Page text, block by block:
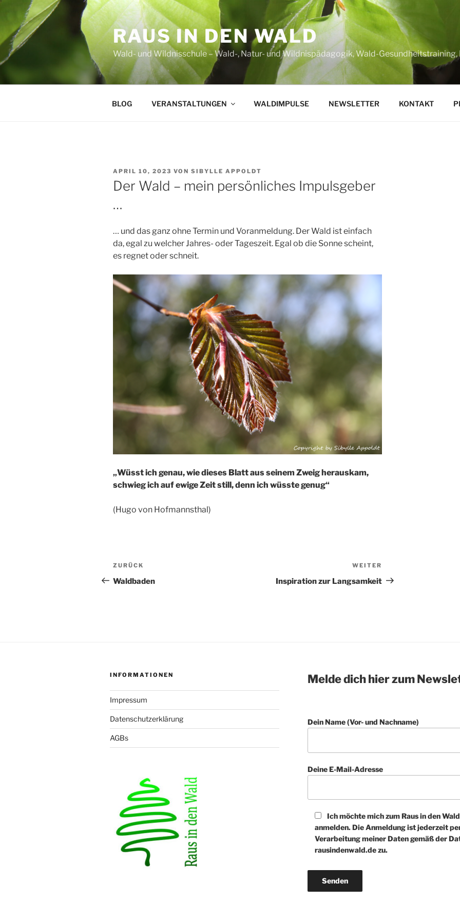
Zum
springen
RAUS IN DEN WALD
Wald- und Wildnisschule – Wald-, Natur- und Wildnispädagogik, Wald-
BLOG VERANSTALTUNGEN WALDIMPULSE NEWSLETTER KONTAKT
VERÖFFENTLICHT
AM
APRIL 10, 2023 VON SIBYLLE APPOLDT
Der Wald – mein persönliches Impulsgeber
…
… und das ganz ohne Termin und Voranmeldung. Der Wald ist einfach
da, egal zu welcher Jahres- oder Tageszeit. Egal ob die Sonne scheint,
es regnet oder schneit.
„Wüsst ich genau, wie dieses Blatt aus seinem Zweig herauskam,
schwieg ich auf ewige Zeit still, denn ich wüsste genug“
(Hugo von Hofmannsthal)
Beitragsnavigation
Vorheriger
Beitrag
ZURÜCK
Waldbaden
Beitrag
WEITER
Inspiration zur Langsamkeit
INFORMATIONEN
Impressum
Datenschutzerklärung
AGBs
Melde dich hier zum
Dein Name (Vor- und Nachname)
Deine E-Mail-Adresse
Ich möchte mich zum Raus in den
anmelden. Die Anmeldung ist jederzeit
Verarbeitung meiner Daten gemäß der
rausindenwald.de zu.